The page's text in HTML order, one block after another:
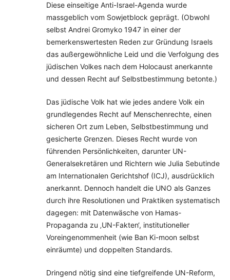
Diese einseitige Anti-Israel-Agenda wurde
massgeblich vom Sowjetblock geprägt. (Obwohl
selbst Andrei Gromyko 1947 in einer der
bemerkenswertesten Reden zur Gründung Israels
das außergewöhnliche Leid und die Verfolgung des
jüdischen Volkes nach dem Holocaust anerkannte
und dessen Recht auf Selbstbestimmung betonte.)
Das jüdische Volk hat wie jedes andere Volk ein
grundlegendes Recht auf Menschenrechte, einen
sicheren Ort zum Leben, Selbstbestimmung und
gesicherte Grenzen. Dieses Recht wurde von
führenden Persönlichkeiten, darunter UN-
Generalsekretären und Richtern wie Julia Sebutinde
am Internationalen Gerichtshof (ICJ), ausdrücklich
anerkannt. Dennoch handelt die UNO als Ganzes
durch ihre Resolutionen und Praktiken systematisch
dagegen: mit Datenwäsche von Hamas-
Propaganda zu ‚UN-Fakten‘, institutioneller
Voreingenommenheit (wie Ban Ki-moon selbst
einräumte) und doppelten Standards.
Dringend nötig sind eine tiefgreifende UN-Reform,